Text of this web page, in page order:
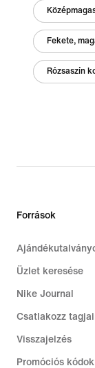
Fekete,
Rózsaszín
Források
Üzlet keresése
Nike Journal
Csatlakozz
Visszajelzés
Promóciós kódok